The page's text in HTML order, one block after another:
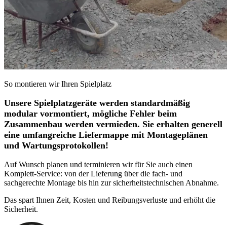
So montieren wir Ihren Spielplatz
Unsere Spielplatzgeräte werden standardmäßig
modular vormontiert, mögliche Fehler beim
Zusammenbau werden vermieden. Sie erhalten generell
eine umfangreiche Liefermappe mit Montageplänen
und Wartungsprotokollen!
Auf Wunsch planen und terminieren wir für Sie auch einen
Komplett-Service: von der Lieferung über die fach- und
sachgerechte Montage bis hin zur sicherheitstechnischen Abnahme.
Das spart Ihnen Zeit, Kosten und Reibungsverluste und erhöht die
Sicherheit.